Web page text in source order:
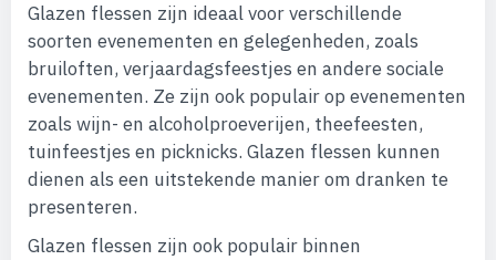
Glazen flessen zijn ideaal voor verschillende
soorten evenementen en gelegenheden, zoals
bruiloften, verjaardagsfeestjes en andere sociale
evenementen. Ze zijn ook populair op evenementen
zoals wijn- en alcoholproeverijen, theefeesten,
tuinfeestjes en picknicks. Glazen flessen kunnen
dienen als een uitstekende manier om dranken te
presenteren.
Glazen flessen zijn ook populair binnen